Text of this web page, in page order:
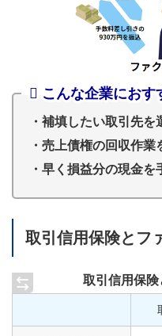
こんな企業におす
・補填したい取引先を
・売上債権の回収作業
・早く損益分の現金を
取引信用保険とフ
取引信用保